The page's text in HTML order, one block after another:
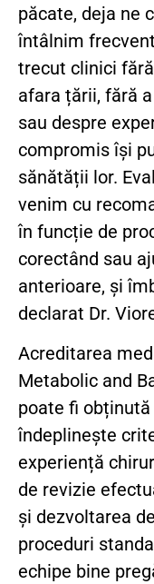
păcate, deja ne
întâlnim
trecut clinici
afara țării, fără
sau despre
compromis își
sănătății lor.
venim cu
în funcție de
corectând sau
anterioare, și
declarat Dr.
Acreditarea
Metabolic and
poate fi
îndeplinește
experiență
de revizie
și dezvoltarea
proceduri
echipe bine